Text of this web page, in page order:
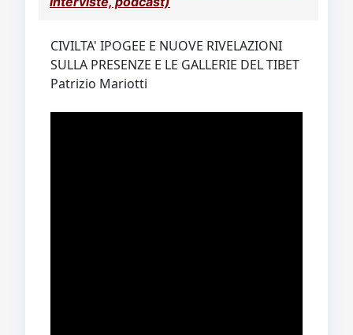
CIVILTA' IPOGEE E NUOVE RIVELAZIONI
SULLA PRESENZE E LE GALLERIE DEL TIBET
Patrizio Mariotti